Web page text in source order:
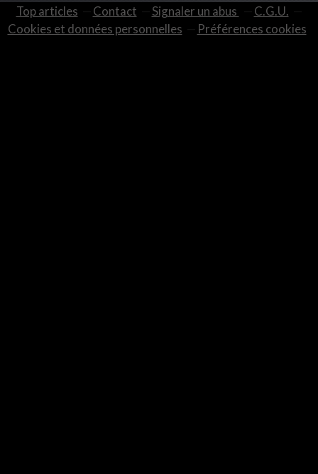
Top articles Contact Signaler un abus
C.G.U.
Cookies et données personnelles
Préférences cookies